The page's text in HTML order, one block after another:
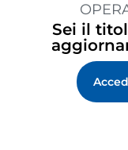
Sei il